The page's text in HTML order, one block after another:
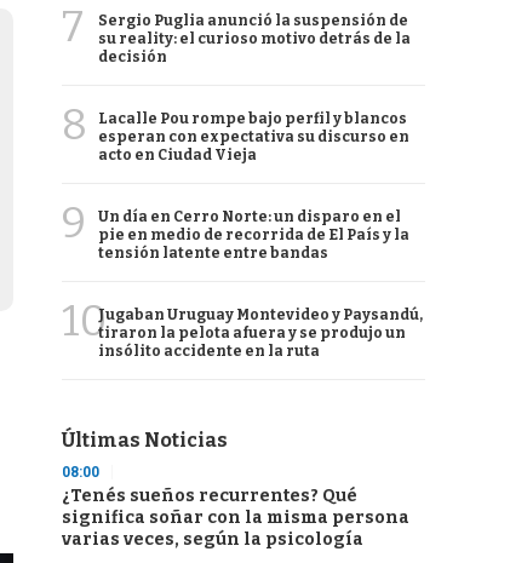
7
Sergio Puglia anunció la suspensión de
su reality: el curioso motivo detrás de la
decisión
8
Lacalle Pou rompe bajo perfil y blancos
esperan con expectativa su discurso en
acto en Ciudad Vieja
9
Un día en Cerro Norte: un disparo en el
pie en medio de recorrida de El País y la
tensión latente entre bandas
10Jugaban Uruguay Montevideo y Paysandú,
tiraron la pelota afuera y se produjo un
insólito accidente en la ruta
Últimas Noticias
08:00
¿Tenés sueños recurrentes? Qué
significa soñar con la misma persona
varias veces, según la psicología